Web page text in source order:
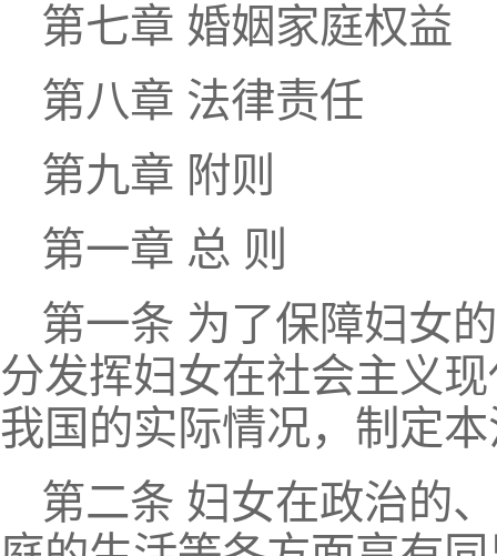
第七章 婚姻家庭权益
第八章 法律责任
第九章 附则
第一章 总 则
第一条 为了保障妇女
分发挥妇女在社会主义
我国的实际情况，制定
第二条 妇女在政治的